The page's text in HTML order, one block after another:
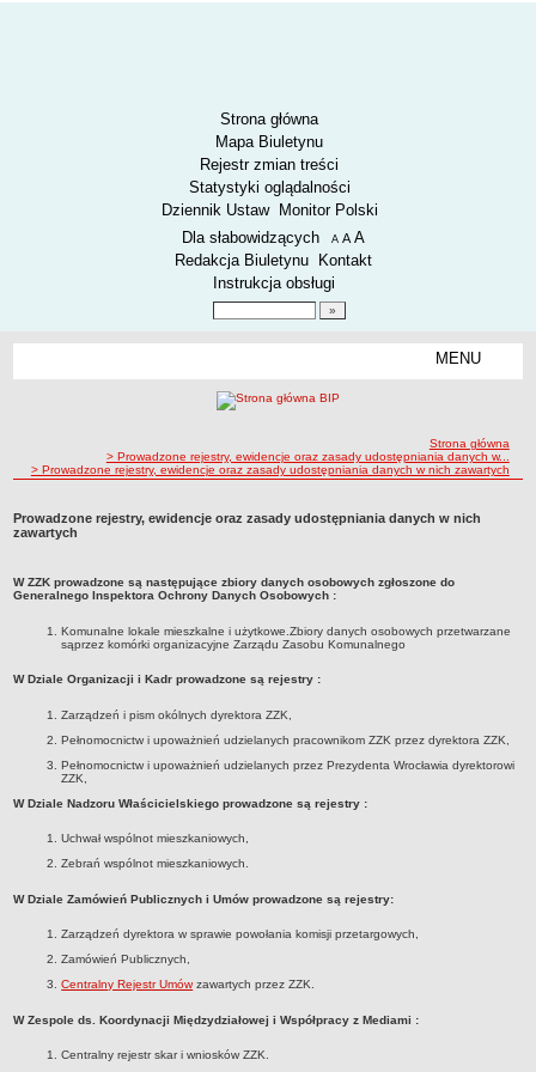
Strona główna
Mapa Biuletynu
Rejestr zmian treści
Statystyki oglądalności
Dziennik Ustaw
Monitor Polski
Menu dodatkowe
Dla słabowidzących A pomniejsz czcionkę
A standardowy rozmiar czcionki
A
Redakcja Biuletynu
Kontakt
Instrukcja obsługi
MENU
SPOSÓB PRZYJMOWANIA I ZAŁATWIANIA SPRAW
RODO.
O ZZK
Organizacja
Majątek, którym dysponuje ZZK
Deklaracja dostępności
STREFA PRACOWNIKA
nazwa
BIURA OBSŁUGI KLIENTA
Co i jak załatwić w BOK-u?
Zamówienia bez procedury PZP - platforma elektroniczna
Zamówienia zgodne z procedurą PZP - platforma elektroniczna
01.03.2016
Archiwalne - Zamówienia bez procedury PZP - do 12.04.2019
ścieżka nawigacji
Strona główna
> Prowadzone rejestry, ewidencje oraz zasady udostępniania danych w...
> Prowadzone rejestry, ewidencje oraz zasady udostępniania danych w nich zawartych
Prowadzone rejestry, ewidencje oraz zasady udostępniania danych w nich
zawartych
W ZZK prowadzone są następujące zbiory danych osobowych zgłoszone do
Generalnego Inspektora Ochrony Danych Osobowych :
Komunalne lokale mieszkalne i użytkowe.Zbiory danych osobowych przetwarzane
sąprzez komórki organizacyjne Zarządu Zasobu Komunalnego
W Dziale Organizacji i Kadr prowadzone są rejestry :
Zarządzeń i pism okólnych dyrektora ZZK,
Pełnomocnictw i upoważnień udzielanych pracownikom ZZK przez dyrektora ZZK,
Pełnomocnictw i upoważnień udzielanych przez Prezydenta Wrocławia dyrektorowi
ZZK,
W Dziale Nadzoru Właścicielskiego prowadzone są rejestry :
Uchwał wspólnot mieszkaniowych,
Zebrań wspólnot mieszkaniowych.
W Dziale Zamówień Publicznych i Umów prowadzone są rejestry:
Zarządzeń dyrektora w sprawie powołania komisji przetargowych,
Zamówień Publicznych,
Centralny Rejestr Umówzawartych przez ZZK.
W Zespole ds. Koordynacji Międzydziałowej i Współpracy z Mediami :
Centralny rejestr skar i wniosków ZZK.